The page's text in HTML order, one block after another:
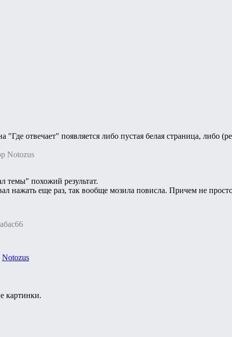
"Где отвечает" появляется либо пустая белая страница, либо
Notozus
темы" похожий результат.
нажать еще раз, так вообще мозила повисла. Причем не
Notozus
картинки.